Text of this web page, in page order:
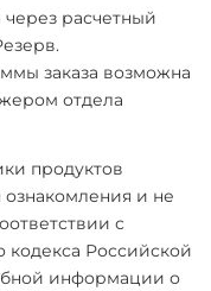
расчетный
заказа возможна
отдела
продуктов
и не
с
кодекса Российской
информации о